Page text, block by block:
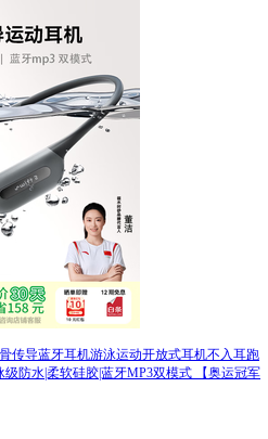
传导蓝牙耳机游泳运动开放式耳机不入耳跑
防水|柔软硅胶|蓝牙MP3双模式 【奥运冠军